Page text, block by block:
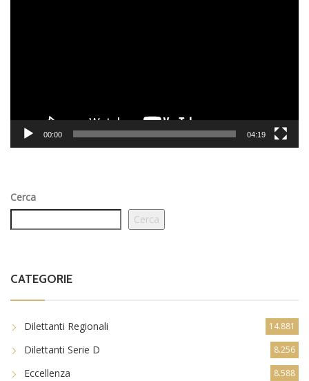
00:00 04:19
Cerca
Cerca
CATEGORIE
Dilettanti Regionali 14.881
Dilettanti Serie D 8.256
Eccellenza 8.588